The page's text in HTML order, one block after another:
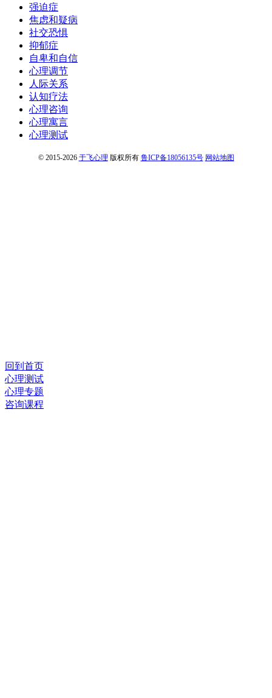
强迫症
焦虑和疑病
社交恐惧
抑郁症
自卑和自信
心理调节
人际关系
认知疗法
心理咨询
心理寓言
心理测试
© 2015-2026 于飞心理 版权所有 鲁ICP备18056135号 网站地图
回到首页
心理测试
心理专题
咨询课程